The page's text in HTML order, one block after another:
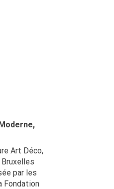
Art Déco,
par les
Fondation